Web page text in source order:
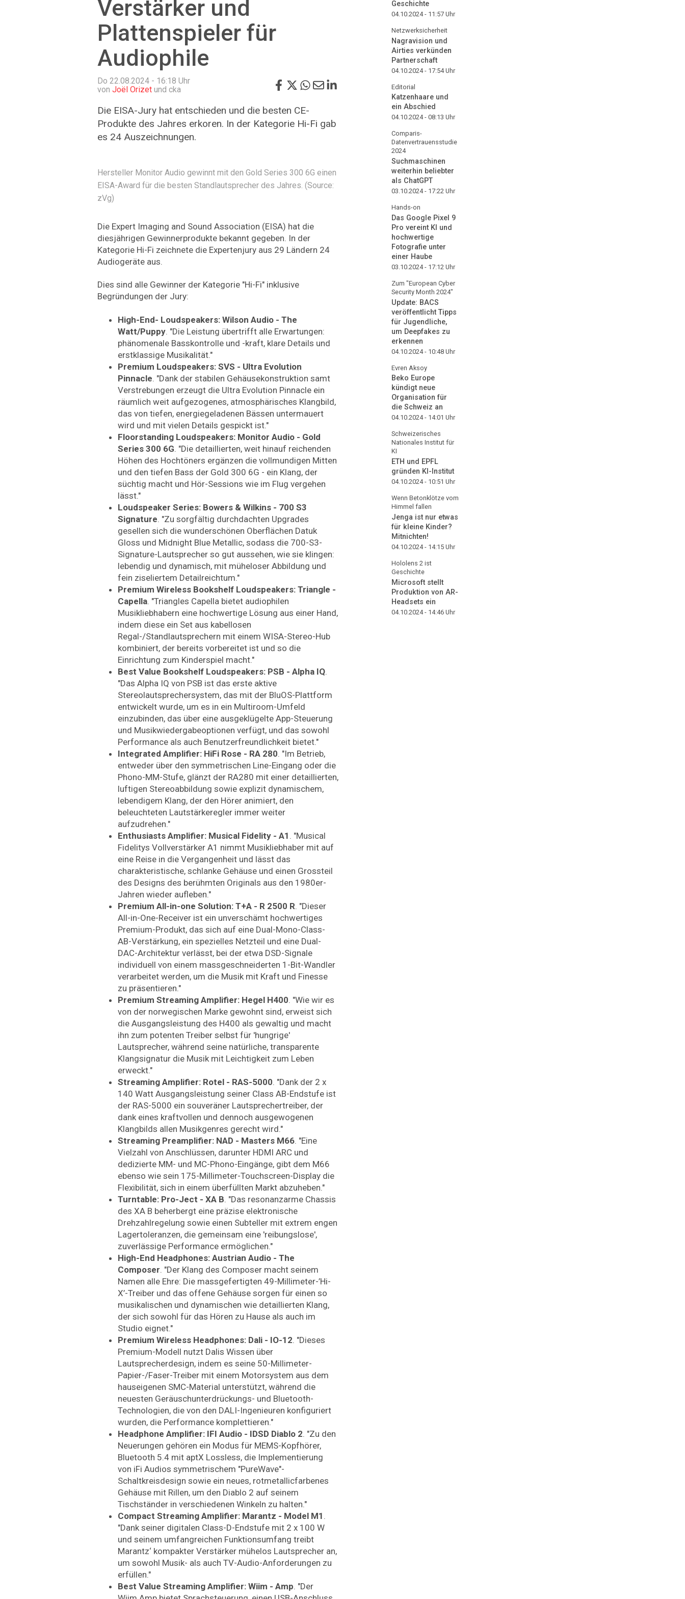
Verstärker und
Plattenspieler für
Audiophile
Do 22.08.2024 - 16:18 Uhr
von Joël Orizet und cka
Die EISA-Jury hat entschieden und die besten CE-
Produkte des Jahres erkoren. In der Kategorie Hi-Fi gab
es 24 Auszeichnungen.
Hersteller Monitor Audio gewinnt mit den Gold Series 300 6G einen
EISA-Award für die besten Standlautsprecher des Jahres. (Source:
zVg)
Die Expert Imaging and Sound Association (EISA) hat die
diesjährigen Gewinnerprodukte bekannt gegeben. In der
Kategorie Hi-Fi zeichnete die Expertenjury aus 29 Ländern 24
Audiogeräte aus.
Dies sind alle Gewinner der Kategorie "Hi-Fi" inklusive
Begründungen der Jury:
High-End- Loudspeakers: Wilson Audio - The
Watt/Puppy. "Die Leistung übertrifft alle Erwartungen:
phänomenale Basskontrolle und -kraft, klare Details und
erstklassige Musikalität."
Premium Loudspeakers: SVS - Ultra Evolution
Pinnacle. "Dank der stabilen Gehäusekonstruktion samt
Verstrebungen erzeugt die Ultra Evolution Pinnacle ein
räumlich weit aufgezogenes, atmosphärisches Klangbild,
das von tiefen, energiegeladenen Bässen untermauert
wird und mit vielen Details gespickt ist."
Floorstanding Loudspeakers: Monitor Audio - Gold
Series 300 6G. "Die detaillierten, weit hinauf reichenden
Höhen des Hochtöners ergänzen die vollmundigen Mitten
und den tiefen Bass der Gold 300 6G - ein Klang, der
süchtig macht und Hör-Sessions wie im Flug vergehen
lässt."
Loudspeaker Series: Bowers & Wilkins - 700 S3
Signature. "Zu sorgfältig durchdachten Upgrades
gesellen sich die wunderschönen Oberflächen Datuk
Gloss und Midnight Blue Metallic, sodass die 700-S3-
Signature-Lautsprecher so gut aussehen, wie sie klingen:
lebendig und dynamisch, mit müheloser Abbildung und
fein ziseliertem Detailreichtum."
Premium Wireless Bookshelf Loudspeakers: Triangle -
Capella. "Triangles Capella bietet audiophilen
Musikliebhabern eine hochwertige Lösung aus einer Hand,
indem diese ein Set aus kabellosen
Regal-/Standlautsprechern mit einem WISA-Stereo-Hub
kombiniert, der bereits vorbereitet ist und so die
Einrichtung zum Kinderspiel macht."
Best Value Bookshelf Loudspeakers: PSB - Alpha IQ.
"Das Alpha IQ von PSB ist das erste aktive
Stereolautsprechersystem, das mit der BluOS-Plattform
entwickelt wurde, um es in ein Multiroom-Umfeld
einzubinden, das über eine ausgeklügelte App-Steuerung
und Musikwiedergabeoptionen verfügt, und das sowohl
Performance als auch Benutzerfreundlichkeit bietet."
Integrated Amplifier: HiFi Rose - RA 280. "Im Betrieb,
entweder über den symmetrischen Line-Eingang oder die
Phono-MM-Stufe, glänzt der RA280 mit einer detaillierten,
luftigen Stereoabbildung sowie explizit dynamischem,
lebendigem Klang, der den Hörer animiert, den
beleuchteten Lautstärkeregler immer weiter
aufzudrehen."
Enthusiasts Amplifier: Musical Fidelity - A1 . "Musical
Fidelitys Vollverstärker A1 nimmt Musikliebhaber mit auf
eine Reise in die Vergangenheit und lässt das
charakteristische, schlanke Gehäuse und einen Grossteil
des Designs des berühmten Originals aus den 1980er-
Jahren wieder aufleben."
Premium All-in-one Solution: T+A - R 2500 R. "Dieser
All-in-One-Receiver ist ein unverschämt hochwertiges
Premium-Produkt, das sich auf eine Dual-Mono-Class-
AB-Verstärkung, ein spezielles Netzteil und eine Dual-
DAC-Architektur verlässt, bei der etwa DSD-Signale
individuell von einem massgeschneiderten 1-Bit-Wandler
verarbeitet werden, um die Musik mit Kraft und Finesse
zu präsentieren."
Premium Streaming Amplifier: Hegel H400. "Wie wir es
von der norwegischen Marke gewohnt sind, erweist sich
die Ausgangsleistung des H400 als gewaltig und macht
ihn zum potenten Treiber selbst für 'hungrige'
Lautsprecher, während seine natürliche, transparente
Klangsignatur die Musik mit Leichtigkeit zum Leben
erweckt."
Streaming Amplifier: Rotel - RAS-5000. "Dank der 2 x
140 Watt Ausgangsleistung seiner Class AB-Endstufe ist
der RAS-5000 ein souveräner Lautsprechertreiber, der
dank eines kraftvollen und dennoch ausgewogenen
Klangbilds allen Musikgenres gerecht wird."
Streaming Preamplifier: NAD - Masters M66. "Eine
Vielzahl von Anschlüssen, darunter HDMI ARC und
dedizierte MM- und MC-Phono-Eingänge, gibt dem M66
ebenso wie sein 175-Millimeter-Touchscreen-Display die
Flexibilität, sich in einem überfüllten Markt abzuheben."
Turntable: Pro-Ject - XA B. "Das resonanzarme Chassis
des XA B beherbergt eine präzise elektronische
Drehzahlregelung sowie einen Subteller mit extrem engen
Lagertoleranzen, die gemeinsam eine 'reibungslose',
zuverlässige Performance ermöglichen."
High-End Headphones: Austrian Audio - The
Composer. "Der Klang des Composer macht seinem
Namen alle Ehre: Die massgefertigten 49-Millimeter-’Hi-
X’-Treiber und das offene Gehäuse sorgen für einen so
musikalischen und dynamischen wie detaillierten Klang,
der sich sowohl für das Hören zu Hause als auch im
Studio eignet."
Premium Wireless Headphones: Dali - IO-12. "Dieses
Premium-Modell nutzt Dalis Wissen über
Lautsprecherdesign, indem es seine 50-Millimeter-
Papier-/Faser-Treiber mit einem Motorsystem aus dem
hauseigenen SMC-Material unterstützt, während die
neuesten Geräuschunterdrückungs- und Bluetooth-
Technologien, die von den DALI-Ingenieuren konfiguriert
wurden, die Performance komplettieren."
Headphone Amplifier: IFI Audio - IDSD Diablo 2. "Zu den
Neuerungen gehören ein Modus für MEMS-Kopfhörer,
Bluetooth 5.4 mit aptX Lossless, die Implementierung
von iFi Audios symmetrischem "PureWave"-
Schaltkreisdesign sowie ein neues, rotmetallicfarbenes
Gehäuse mit Rillen, um den Diablo 2 auf seinem
Tischständer in verschiedenen Winkeln zu halten."
Compact Streaming Amplifier: Marantz - Model M1 .
"Dank seiner digitalen Class-D-Endstufe mit 2 x 100 W
und seinem umfangreichen Funktionsumfang treibt
Marantz‘ kompakter Verstärker mühelos Lautsprecher an,
um sowohl Musik- als auch TV-Audio-Anforderungen zu
erfüllen."
Best Value Streaming Amplifier: Wiim - Amp. "Der
Geschichte
04.10.2024 - 11:57 Uhr
Netzwerksicherheit
Nagravision und
Airties verkünden
Partnerschaft
04.10.2024 - 17:54Uhr
Editorial
Katzenhaare und
ein Abschied
04.10.2024 - 08:13 Uhr
Comparis-
Datenvertrauensstudie
2024
Suchmaschinen
weiterhin beliebter
als ChatGPT
03.10.2024 - 17:22 Uhr
Hands-on
Das Google Pixel 9
Pro vereint KI und
hochwertige
Fotografie unter
einer Haube
03.10.2024 - 17:12 Uhr
Zum "European Cyber
Security Month 2024"
Update: BACS
veröffentlicht Tipps
für Jugendliche,
um Deepfakes zu
erkennen
04.10.2024 - 10:48 Uhr
Evren Aksoy
Beko Europe
kündigt neue
Organisation für
die Schweiz an
04.10.2024 - 14:01 Uhr
Schweizerisches
Nationales Institut für
KI
ETH und EPFL
gründen KI-Institut
04.10.2024 - 10:51 Uhr
Wenn Betonklötze vom
Himmel fallen
Jenga ist nur etwas
für kleine Kinder?
Mitnichten!
04.10.2024 - 14:15 Uhr
Hololens 2 ist
Geschichte
Microsoft stellt
Produktion von AR-
Headsets ein
04.10.2024 - 14:46 Uhr